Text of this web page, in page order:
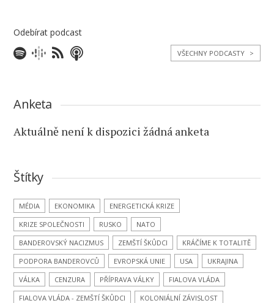
Odebírat podcast
VŠECHNY PODCASTY >
Anketa
Aktuálně není k dispozici žádná anketa
Štítky
MÉDIA EKONOMIKA
ENERGETICKÁ KRIZE
KRIZE SPOLEČNOSTI
RUSKO
NATO
BANDEROVSKÝ NACIZMUS
ZEMŠTÍ ŠKŮDCI
KRÁČÍME K TOTALITĚ
PODPORA BANDEROVCŮ
EVROPSKÁ UNIE USA
UKRAJINA
VÁLKA
CENZURA PŘÍPRAVA VÁLKY
FIALOVA VLÁDA
FIALOVA VLÁDA - ZEMŠTÍ ŠKŮDCI
KOLONIÁLNÍ ZÁVISLOST